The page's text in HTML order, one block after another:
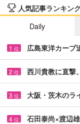
人気記事ランキン
Daily
1 位 広島東洋カー
2 位 西川貴教に直撃
3 位 大阪・茨木の
4 位 石田泰尚×渡辺